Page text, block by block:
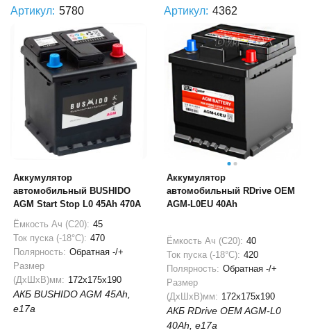
Артикул: 5780
Аккумулятор
автомобильный BUSHIDO
AGM Start Stop L0 45Ah 470A
Ёмкость Ач (С20): 45
Ток пуска (-18°С): 470
Полярность: Обратная -/+
Размер
(ДхШхВ)мм: 172x175x190
АКБ BUSHIDO AGM 45Ah,
e17a
Артикул: 4362
Аккумулятор
автомобильный RDrive OEM
AGM-L0EU 40Ah
Ёмкость Ач (С20): 40
Ток пуска (-18°С): 420
Полярность: Обратная -/+
Размер
(ДхШхВ)мм: 172x175x190
АКБ RDrive OEM AGM-L0
40Ah, e17a